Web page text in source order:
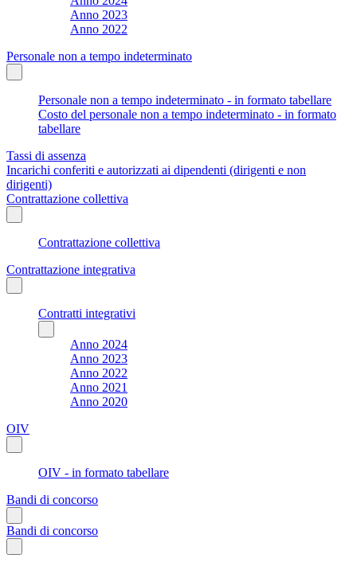
Anno 2023
Anno 2022
Personale non a tempo indeterminato
Personale non a tempo indeterminato - in formato tabellare
Costo del personale non a tempo indeterminato - in formato
tabellare
Tassi di assenza
Incarichi conferiti e autorizzati ai dipendenti (dirigenti e non
dirigenti)
Contrattazione collettiva
Contrattazione collettiva
Contrattazione integrativa
Contratti integrativi
Anno 2024
Anno 2023
Anno 2022
Anno 2021
Anno 2020
OIV
OIV - in formato tabellare
Bandi di concorso
Bandi di concorso